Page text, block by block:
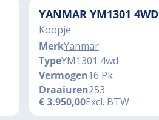
YANMAR YM1301 4WD
Koopje
MerkYanmar
TypeYM1301 4wd
Vermogen16 Pk
Draaiuren253
€3.950,00Excl. BTW